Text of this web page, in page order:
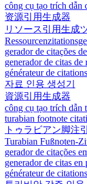
công cụ tạo trích dẫn
资源引用生成器
リソース引用生成
gerador de citações
generador de citas de
générateur de
자료 인용 생성기
資源引用生成器
công cụ tạo trích dẫn
turabian footnote
トゥラビアン脚注
Turabian Fußnoten-
gerador de citações
generador de citas
générateur de